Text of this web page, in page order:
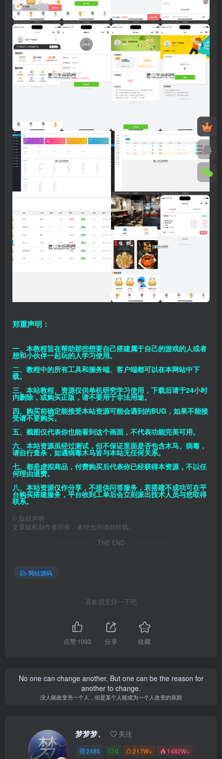
郑重声明：
一、本教程旨在帮助那些想要自己搭建属于自己的游戏的人或者
想和小伙伴一起玩的人学习使用。
二、教程中的所有工具和服务端、客户端都可以在本网站中下
载。
三、本站教程、资源仅供单机研究学习使用，下载后请于24小时
内删除，或购买正版，请不要用于非法用途。
四、购买前确定能接受本站资源可能会遇到的BUG，如果不能接
受请不要购买。
五、截图仅代表你也能看到这个画面，不代表功能完美可用。
六、本站资源虽经过测试，但不保证里面是否包含木马、病毒，
请自行查杀，如遇病毒木马皆与本站无任何关系。
七、都是虚拟商品，付费购买后代表你已经获得本资源，不以任
何理由退费。
八、本站资源仅作分享，不提供问答服务，若搭建不成功可在平
台购买搭建服务，平台收到工单后会立刻派出技术人员与您取得
联系。
© 版权声明
文章版权归作者所有，未经允许请勿转载。
THE END
网站源码
喜欢就支持一下吧
点赞1093 分享 收藏
No one can change another. But one can be the reason for
another to change.
没人能改变另一个人，但是某个人能成为一个人改变的原因
梦梦梦、 关注
2485 0 217W+ 1482W+